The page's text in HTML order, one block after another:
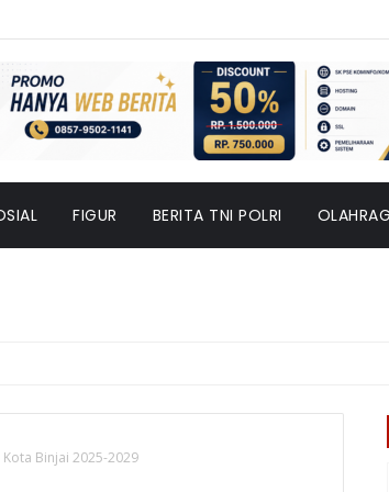
FIGUR BERITA TNI POLRI
Kota Binjai 2025-2029